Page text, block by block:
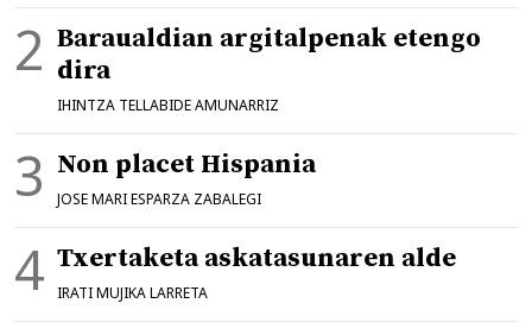
Baraualdian argitalpenak etengo
dira
IHINTZA TELLABIDE AMUNARRIZ
Non placet Hispania
JOSE MARI ESPARZA ZABALEGI
Txertaketa askatasunaren alde
IRATI MUJIKA LARRETA